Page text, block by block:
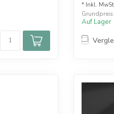
* Inkl.
Auf Lager